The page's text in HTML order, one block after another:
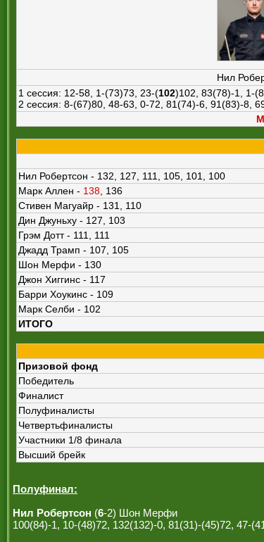
Нил
1 сессия: 12-58, 1-(73)73, 23-(102)102, 83(78)-1, 1-
2 сессия: 8-(67)80, 48-63, 0-72, 81(74)-6, 91(83)-8,
Нил Робертсон - 132, 127, 111, 105, 101, 100
Марк Аллен - 138 , 136
Стивен Магуайр - 131, 110
Дин Джуньху - 127, 103
Грэм Дотт - 111, 111
Джадд Трамп - 107, 105
Шон Мерфи - 130
Джон Хиггинс - 117
Барри Хоукинс - 109
Марк Селби - 102
ИТОГО
Призовой фонд
Победитель
Финалист
Полуфиналисты
Четвертьфиналисты
Участники 1/8 финала
Высший брейк
Полуфинал:
Нил Робертсон (6-2) Шон Мерфи
100(84)-1, 10-(48)72, 132(132)-0, 81(31)-(45)72, 47-